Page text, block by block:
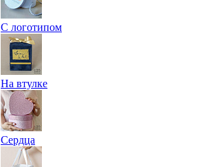
С логотипом
На втулке
Сердца